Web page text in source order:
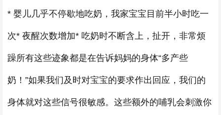
* 婴儿几乎不停歇地吃奶，我家宝宝目前半小时吃一
次* 夜醒次数增加* 吃奶时不断含上，扯开，非常烦
躁所有这些迹象都是在告诉妈妈的身体“多产些
奶！”如果我们及时对宝宝的要求作出回应，我们的
身体就对这些信号很敏感。这些额外的哺乳会刺激你